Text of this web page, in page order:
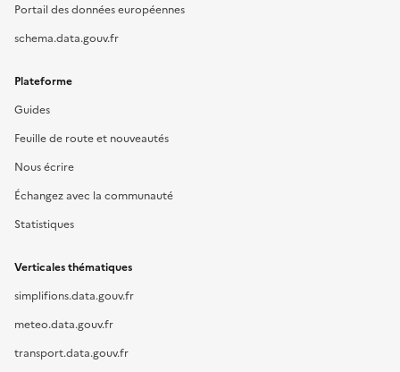
Portail des données européennes
schema.data.gouv.fr
Plateforme
Guides
Feuille de route et nouveautés
Nous écrire
Échangez avec la communauté
Statistiques
Verticales thématiques
simplifions.data.gouv.fr
meteo.data.gouv.fr
transport.data.gouv.fr